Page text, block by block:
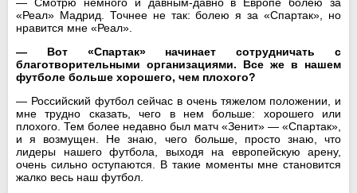
«Реал» Мадрид. Точнее не так: болею я за «Спартак», но
нравится мне «Реал».
— Вот «Спартак» начинает сотрудничать с
благотворительными организациями. Все же в нашем
футболе больше хорошего, чем плохого?
— Российский футбол сейчас в очень тяжелом положении, и
мне трудно сказать, чего в нем больше: хорошего или
плохого. Тем более недавно был матч «Зенит» — «Спартак»,
и я возмущен. Не знаю, чего больше, просто знаю, что
лидеры нашего футбола, выходя на европейскую арену,
очень сильно оступаются. В такие моменты мне становится
жалко весь наш футбол.